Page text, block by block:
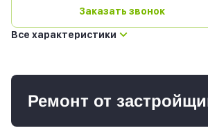
Заказать звонок
Все характеристики
Ремонт от